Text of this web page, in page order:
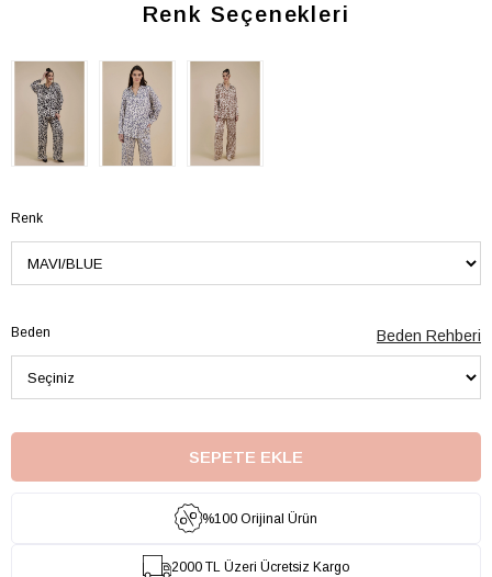
Renk Seçenekleri
Renk
Beden Beden Rehberi
%100 Orijinal Ürün
2000 TL Üzeri Ücretsiz Kargo